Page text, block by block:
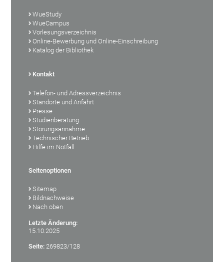
WueStudy
WueCampus
Vorlesungsverzeichnis
Online-Bewerbung und Online-Einschreibung
Katalog der Bibliothek
Kontakt
Telefon- und Adressverzeichnis
Standorte und Anfahrt
Presse
Studienberatung
Störungsannahme
Technischer Betrieb
Hilfe im Notfall
Seitenoptionen
Sitemap
Bildnachweise
Nach oben
Letzte Änderung:
15.10.2025
Seite: 269823/128